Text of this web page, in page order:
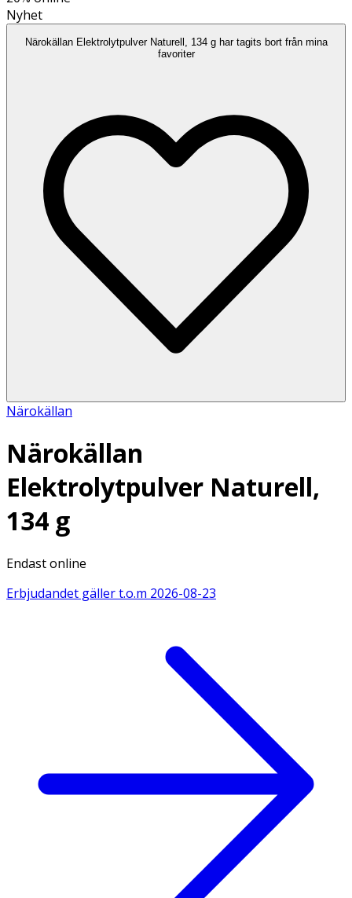
Nyhet
Närokällan Elektrolytpulver Naturell, 134 g har tagits bort från mina
favoriter
Närokällan
Närokällan
Elektrolytpulver Naturell,
134 g
Endast online
Erbjudandet gäller t.o.m 2026-08-23